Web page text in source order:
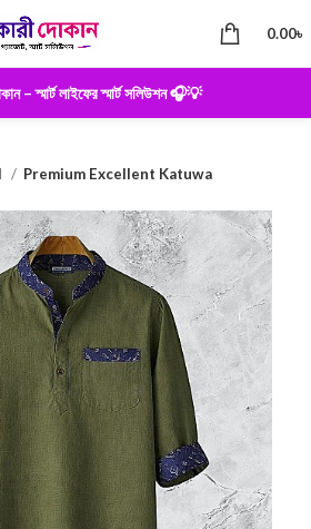
0.00৳
– স্মার্ট লাইফের স্মার্ট সলিউশন 🎧💡
Premium Excellent Katuwa